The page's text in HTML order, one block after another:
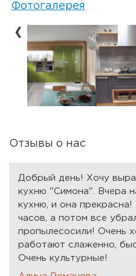
Фотогалерея
❮
Отзывы о нас
Добрый день! Хочу
кухню "Симона". Вчера
кухню, и она
часов, а потом все
пропылесосили! Очень
работают слаженно,
Очень культурные!